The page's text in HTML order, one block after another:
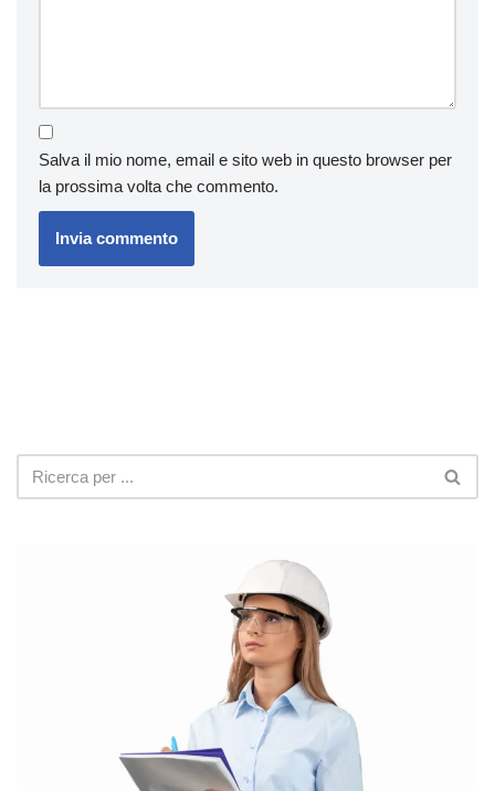
Salva il mio nome, email e sito web in questo browser per
la prossima volta che commento.